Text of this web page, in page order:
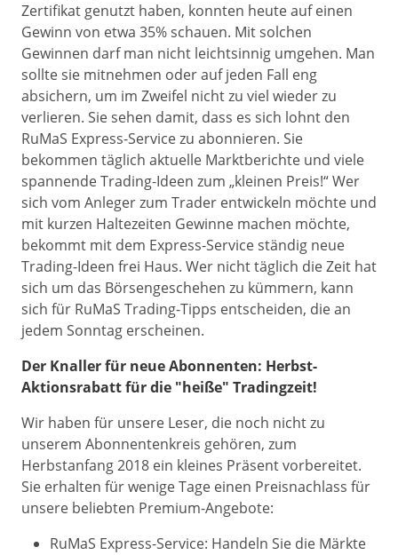
Zertifikat genutzt haben, konnten heute auf einen
Gewinn von etwa 35% schauen. Mit solchen
Gewinnen darf man nicht leichtsinnig umgehen. Man
sollte sie mitnehmen oder auf jeden Fall eng
absichern, um im Zweifel nicht zu viel wieder zu
verlieren. Sie sehen damit, dass es sich lohnt den
RuMaS Express-Service zu abonnieren. Sie
bekommen täglich aktuelle Marktberichte und viele
spannende Trading-Ideen zum „kleinen Preis!“ Wer
sich vom Anleger zum Trader entwickeln möchte und
mit kurzen Haltezeiten Gewinne machen möchte,
bekommt mit dem Express-Service ständig neue
Trading-Ideen frei Haus. Wer nicht täglich die Zeit hat
sich um das Börsengeschehen zu kümmern, kann
sich für RuMaS Trading-Tipps entscheiden, die an
jedem Sonntag erscheinen.
Der Knaller für neue Abonnenten: Herbst-
Aktionsrabatt für die "heiße" Tradingzeit!
Wir haben für unsere Leser, die noch nicht zu
unserem Abonnentenkreis gehören, zum
Herbstanfang 2018 ein kleines Präsent vorbereitet.
Sie erhalten für wenige Tage einen Preisnachlass für
unsere beliebten Premium-Angebote:
RuMaS Express-Service: Handeln Sie die Märkte